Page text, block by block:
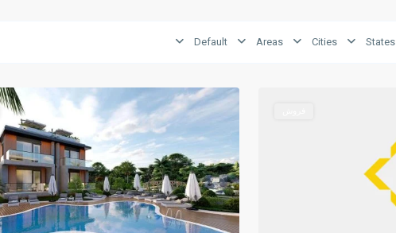
States
Cities
Areas
Default